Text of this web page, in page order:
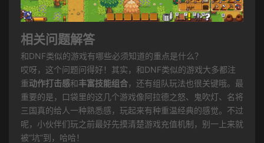
相关问题解答
和DNF类似的游戏有哪些必须知道的重点是什么？
哎呀，这个问题问得好！其实，和DNF类似的游戏大多都注
重动作打击感和 丰富技能组合，还有组队玩法也很关键哦。最
重要的是，口袋里的这几个游戏像阿拉德之怒、鬼吹灯、名将
三国真的给人一种熟悉感，玩起来有种重温经典的感觉。不过
呢，小伙伴们玩之前最好先摸清楚游戏充值机制，别一上来就
被“坑”到，哈哈！